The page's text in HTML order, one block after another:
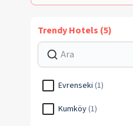
Trendy Hotels (5)
Evrenseki (1)
Kumköy(1)